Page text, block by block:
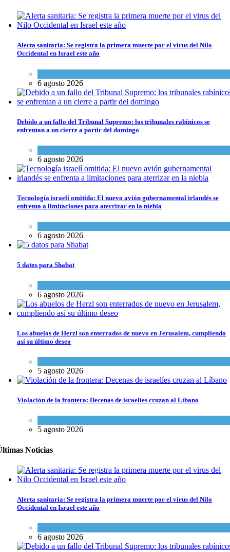
Alerta sanitaria: Se registra la primera muerte por el virus del Nilo
Occidental en Israel este año
6 agosto 2026
Debido a un fallo del Tribunal Supremo: los tribunales rabínicos se
enfrentan a un cierre a partir del domingo
6 agosto 2026
Tecnología israelí omitida: El nuevo avión gubernamental irlandés se
enfrenta a limitaciones para aterrizar en la niebla
6 agosto 2026
5 datos para Shabat
6 agosto 2026
Los abuelos de Herzl son enterrados de nuevo en Jerusalem, cumpliendo
así su último deseo
5 agosto 2026
Violación de la frontera: Decenas de israelíes cruzan al Líbano
5 agosto 2026
Noticias
Alerta sanitaria: Se registra la primera muerte por el virus del Nilo
Occidental en Israel este año
6 agosto 2026